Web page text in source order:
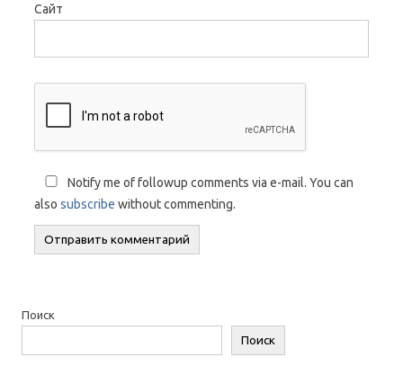
Сайт
Notify me of followup comments via e-mail. You can
also subscribe without commenting.
Поиск
Поиск